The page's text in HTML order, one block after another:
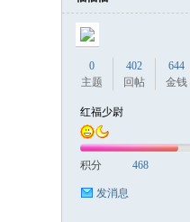
0
主题
402
回帖
644
金钱
红福少尉
积分 468
发消息